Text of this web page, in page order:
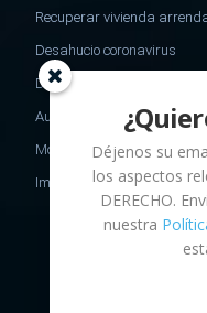
Recuperar vivienda
Desahucio coronavirus
Desheredamiento
Aumento de capital
Modelo oposicion
Impuesto sucesiones no
Déjenos su
los aspectos
DERECHO.
nuestra